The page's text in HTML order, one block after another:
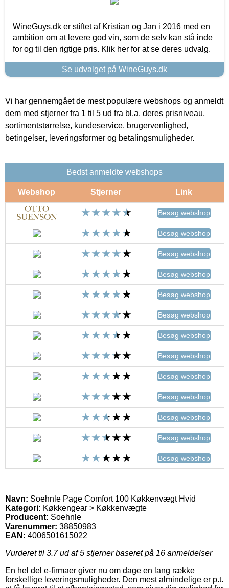
WineGuys.dk er stiftet af Kristian og Jan i 2016 med en
ambition om at levere god vin, som de selv kan stå inde
for og til den rigtige pris. Klik her for at se deres udvalg.
Se udvalget på WineGuys.dk
Vi har gennemgået de mest populære webshops og anmeldt
dem med stjerner fra 1 til 5 ud fra bl.a. deres prisniveau,
sortimentstørrelse, kundeservice, brugervenlighed,
betingelser, leveringsformer og betalingsmuligheder.
Bedst anmeldte webshops
Webshop Stjerner Link
Besøg webshop
Besøg webshop
Besøg webshop
Besøg webshop
Besøg webshop
Besøg webshop
Besøg webshop
Besøg webshop
Besøg webshop
Besøg webshop
Besøg webshop
Besøg webshop
Besøg webshop
Navn: Soehnle Page Comfort 100 Køkkenvægt Hvid
Kategori: Køkkengear > Køkkenvægte
Producent: Soehnle
Varenummer: 38850983
EAN: 4006501615022
Vurderet til 3.7ud af 5 stjerner baseret på 16 anmeldelser
En hel del e-firmaer giver nu om dage en lang række
forskellige leveringsmuligheder. Den mest almindelige er p.t.